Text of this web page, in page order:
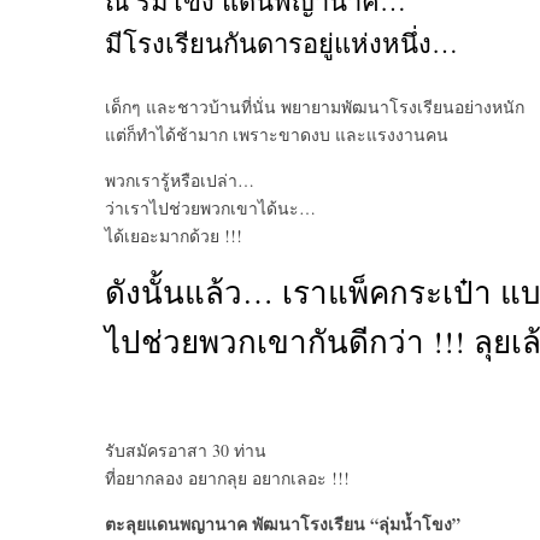
มีโรงเรียนกันดารอยู่แห่งหนึ่ง…
เด็กๆ และชาวบ้านที่นั่น พยายามพัฒนาโรงเรียนอย่างหนัก
แต่ก็ทำได้ช้ามาก เพราะขาดงบ และแรงงานคน
พวกเรารู้หรือเปล่า…
ว่าเราไปช่วยพวกเขาได้นะ…
ได้เยอะมากด้วย !!!
ดังนั้นแล้ว… เราแพ็คกระเป๋า แ
ไปช่วยพวกเขากันดีกว่า !!! ลุยเ
รับสมัครอาสา 30 ท่าน
ที่อยากลอง อยากลุย อยากเลอะ !!!
ตะลุยแดนพญานาค พัฒนาโรงเรียน “ลุ่มน้ำโขง”